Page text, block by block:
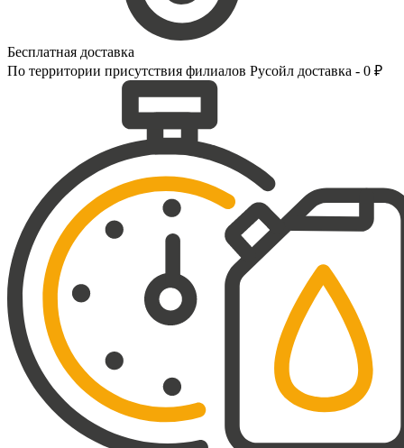
Бесплатная доставка
По территории присутствия филиалов Русойл доставка - 0 ₽